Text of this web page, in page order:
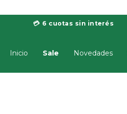
💳 6 cuotas sin interés
Inicio Sale Novedades